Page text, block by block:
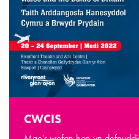
Arddangosfa 80
CWCIS